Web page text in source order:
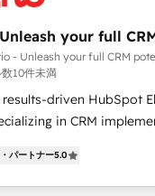
not now, when?
grow and finding
business needs. We are
the HubSpot ecosystem
Rangan, CEO of
short of
reputation within the
as a reliable partner
your full
- Unleash your full CRM
10件未満
driven HubSpot
in CRM
Custom AI agents and
パートナー5.0